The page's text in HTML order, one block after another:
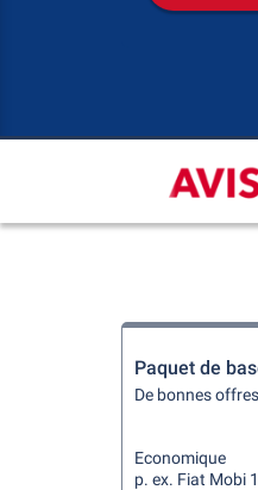
Paquet de
De bonnes
Economique
p. ex. Fiat Mobi